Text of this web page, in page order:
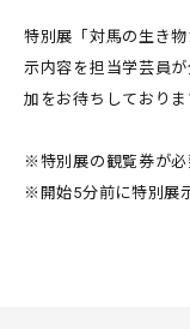
特別展「対馬の生き
示内容を担当学芸員
加をお待ちしておりま
※特別展の観覧券が必
※開始5分前に特別展